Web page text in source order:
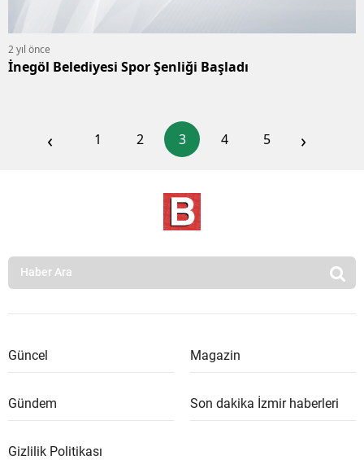
2 yıl önce
İnegöl Belediyesi Spor Şenliği Başladı
‹ 1 2 3 4 5 ›
Güncel Magazin
Gündem Son dakika İzmir haberleri
Gizlilik Politikası